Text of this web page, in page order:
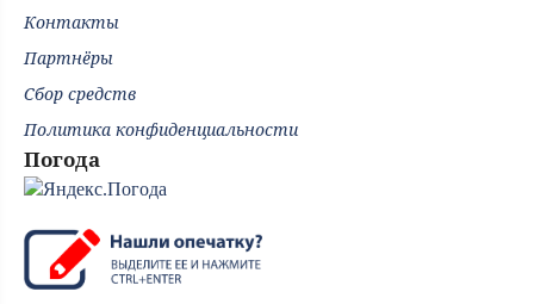
Контакты
Партнёры
Сбор средств
Политика конфиденциальности
Погода